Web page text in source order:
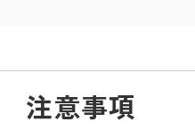
注意事項